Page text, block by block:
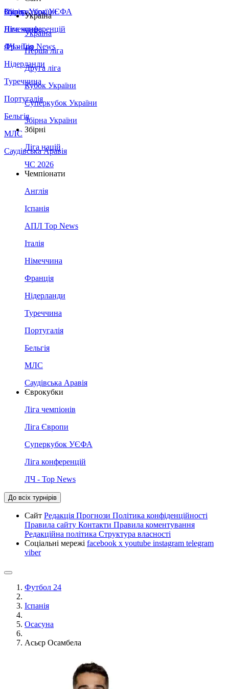
Збірна України
Італія
Німеччина
Франція
Нідерланди
Туреччина
Португалія
Бельгія
МЛС
Саудівська Аравія
Суперкубок УЄФА
Ліга конференцій
ЛЧ - Top News
Україна
Україна
Перша ліга
Друга ліга
Кубок України
Суперкубок України
Збірна України
Збірні
Ліга націй
ЧС 2026
Чемпіонати
Англія
Іспанія
АПЛ Top News
Італія
Німеччина
Франція
Нідерланди
Туреччина
Португалія
Бельгія
МЛС
Саудівська Аравія
Єврокубки
Ліга чемпіонів
Ліга Європи
Суперкубок УЄФА
Ліга конференцій
ЛЧ - Top News
До всіх турнірів
Сайт Редакція Прогнози Політика конфіденційності
Правила сайту Контакти Правила коментування
Редакційна політика Структура власності
Соціальні мережі facebook x youtube instagram telegram
viber
Футбол 24
Іспанія
Осасуна
Асьєр Осамбела